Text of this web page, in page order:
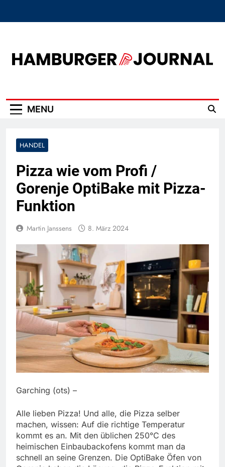
MENU
HANDEL
Pizza wie vom Profi /
Gorenje OptiBake mit Pizza-
Funktion
Martin Janssens 8. März 2024
Garching (ots) –
Alle lieben Pizza! Und alle, die Pizza selber
machen, wissen: Auf die richtige Temperatur
kommt es an. Mit den üblichen 250°C des
heimischen Einbaubackofens kommt man da
schnell an seine Grenzen. Die OptiBake Öfen von